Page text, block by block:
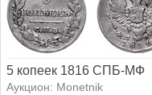
5 копеек 1816 СПБ-МФ
Аукцион: Monetnik